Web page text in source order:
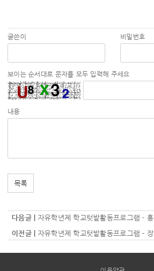
글쓴이 비밀번호
보이는 순서대로 문자를 모두 입력해 주세요
내용
목록
다음글 | 자유학년제 학교텃밭활동프로그램 -
이전글 | 자유학년제 학교텃밭활동프로그램 -